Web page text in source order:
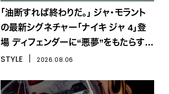
「油断すれば終わりだ。」 ジャ・モラント
の最新シグネチャー「ナイキ ジャ 4」登
場 ディフェンダーに“悪夢”をもたらす一
足
STYLE 2026.08.06